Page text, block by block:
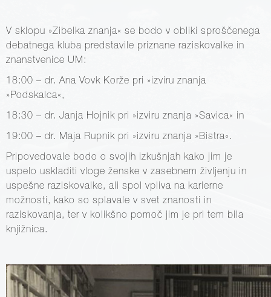
V sklopu »Zibelka znanja« se bodo v obliki sproščenega
debatnega kluba predstavile priznane raziskovalke in
znanstvenice UM:
18:00 – dr. Ana Vovk Korže pri »izviru znanja
»Podskalca«,
18:30 – dr. Janja Hojnik pri »izviru znanja »Savica« in
19:00 – dr. Maja Rupnik pri »izviru znanja »Bistra«.
Pripovedovale bodo o svojih izkušnjah kako jim je
uspelo uskladiti vloge ženske v zasebnem življenju in
uspešne raziskovalke, ali spol vpliva na karierne
možnosti, kako so splavale v svet znanosti in
raziskovanja, ter v kolikšno pomoč jim je pri tem bila
knjižnica.